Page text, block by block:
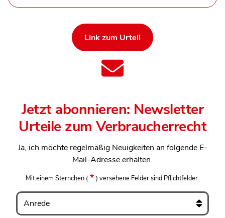
Link zum Urteil
Jetzt abonnieren: Newsletter
Urteile zum Verbraucherrecht
Ja, ich möchte regelmäßig Neuigkeiten an folgende E-
Mail-Adresse erhalten.
Mit einem Sternchen ( ) versehene Felder sind Pflichtfelder.
Anrede